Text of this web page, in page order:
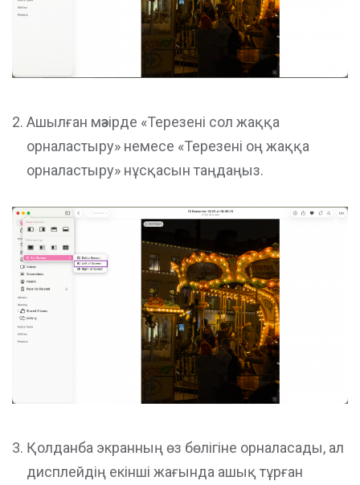
Ашылған мәзірде «Терезені сол жаққа
орналастыру» немесе «Терезені оң жаққа
орналастыру» нұсқасын таңдаңыз.
Қолданба экранның өз бөлігіне орналасады, ал
дисплейдің екінші жағында ашық тұрған